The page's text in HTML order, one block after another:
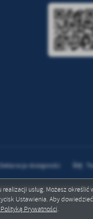
usług. Możesz
Ustawienia. Aby
Prywatności.
Deklaracja dostępności